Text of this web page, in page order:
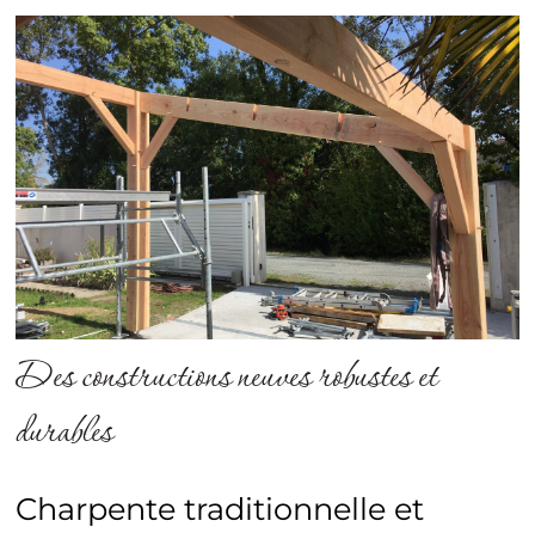
Des constructions neuves robustes et
durables
Charpente traditionnelle et